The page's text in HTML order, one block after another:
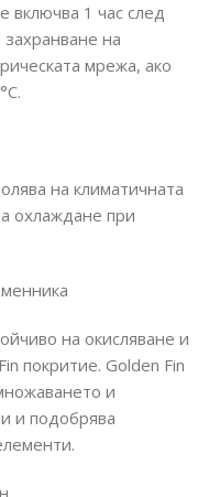
включва 1 час след
на
мрежа, ако
на климатичната
охлаждане при
на окисляване и
покритие. Golden Fin
и
и подобрява